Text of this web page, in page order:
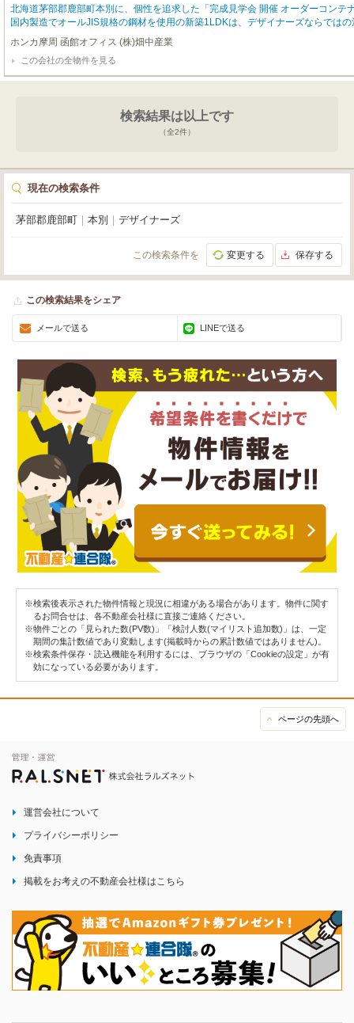
北海道茅部郡鹿部町本別に、個性を追求した「完成見学会 開催 オーダーコンテ
国内製造でオールJIS規格の鋼材を使用の新築1LDKは、デザイナーズならでは
山間部はもとより住宅街や商業施設でも建築可能です。 タイニーハウス・カフ
の活用でおすすめです。断熱はオールウレタン吹付でサッシもYKKap430トリ
の真冬でもエアコン１台で快適に過ごすことができます！ 寒冷地エアコン・照
（デッキ。外構工事はオプションになります。） 内装は提案価格でクロス仕上
お気軽にお問い合わせください。
ホンカ摩周 函館オフィス (株)畑中産業
この会社の全物件を見る
検索結果は以上です
（全2件）
現在の検索条件
茅部郡鹿部町 本別 デザイナーズ
この検索条件を 変更する 保存する
この検索結果をシェア
メールで送る LINEで送る
※検索後表示された物件情報と現況に相違がある場合があります。物件に関す
るお問合せは、各不動産会社様に直接ご連絡ください。
※物件ごとの「見られた数(PV数)」「検討人数(マイリスト追加数)」は、一定
期間の集計数値であり変動します(掲載時からの累計数値ではありません)。
※検索条件保存・読込機能を利用するには、ブラウザの「Cookieの設定」が有
効になっている必要があります。
ページの先頭へ
運営会社について
プライバシーポリシー
免責事項
掲載をお考えの不動産会社様はこちら